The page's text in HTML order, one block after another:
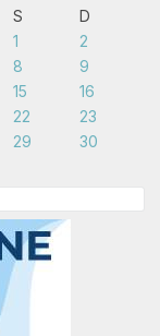
S
D
1
2
8
9
15
16
22
23
29
30